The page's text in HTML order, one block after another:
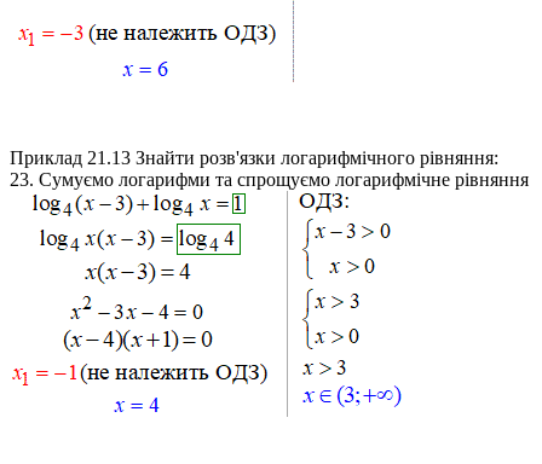
Приклад 21.13 Знайти розв'язки логарифмічного рівняння:
23. Сумуємо логарифми та спрощуємо логарифмічне рівняння